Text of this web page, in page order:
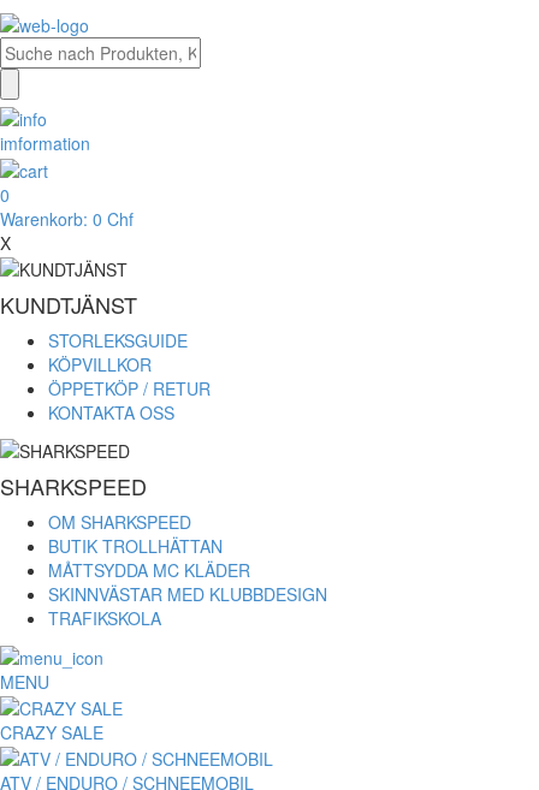
imformation
0
Warenkorb: 0 Chf
X
KUNDTJÄNST
STORLEKSGUIDE
KÖPVILLKOR
ÖPPETKÖP / RETUR
KONTAKTA OSS
SHARKSPEED
OM SHARKSPEED
BUTIK TROLLHÄTTAN
MÅTTSYDDA MC KLÄDER
SKINNVÄSTAR MED KLUBBDESIGN
TRAFIKSKOLA
MENU
CRAZY SALE
ATV / ENDURO / SCHNEEMOBIL